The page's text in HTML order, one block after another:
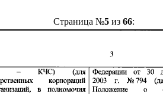
Страница №5из 66: